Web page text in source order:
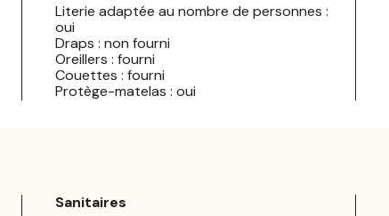
Literie adaptée au nombre de personnes :
oui
Draps : non fourni
Oreillers : fourni
Couettes : fourni
Protège-matelas : oui
Sanitaires